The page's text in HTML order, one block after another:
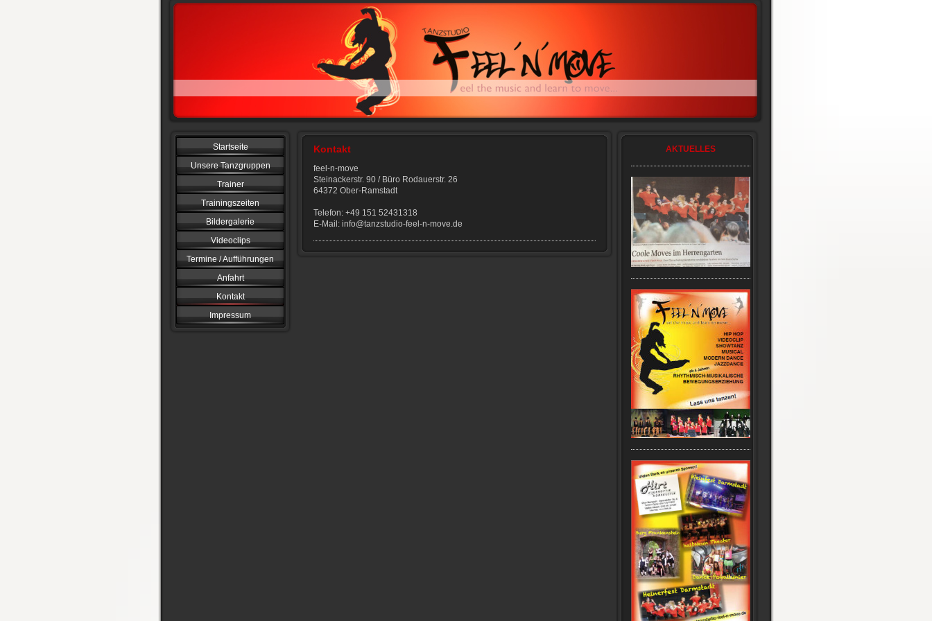
Startseite
Unsere Tanzgruppen
Trainer
Trainingszeiten
Bildergalerie
Videoclips
Termine / Aufführungen
Anfahrt
Kontakt
Impressum
Kontakt
feel-n-move
Steinackerstr. 90 / Büro Rodauerstr. 26
64372 Ober-Ramstadt
Telefon: +49 151 52431318
E-Mail: info@tanzstudio-feel-n-move.de
AKTUELLES